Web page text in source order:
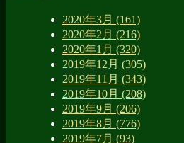
2020年3月 (161)
2020年2月 (216)
2020年1月 (320)
2019年12月 (305)
2019年11月 (343)
2019年10月 (208)
2019年9月 (206)
2019年8月 (776)
2019年7月 (93)